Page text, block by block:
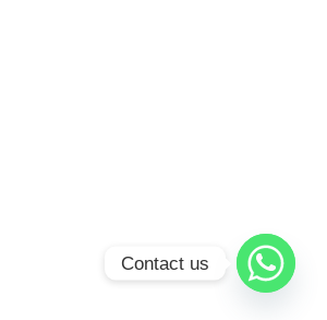
Contact us